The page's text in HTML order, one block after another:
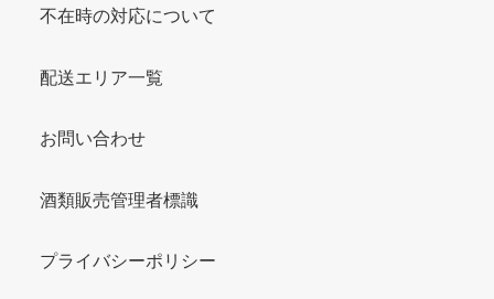
不在時の対応について
配送エリア一覧
お問い合わせ
酒類販売管理者標識
プライバシーポリシー